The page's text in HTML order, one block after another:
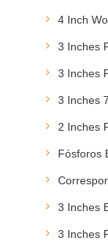
4 Inch
3 Inches
3 Inches
3 Inches
2 Inches
Fósforos
3 Inches
3 Inches